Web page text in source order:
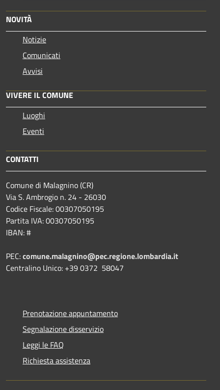
NOVITÀ
Notizie
Comunicati
Avvisi
VIVERE IL COMUNE
Luoghi
Eventi
CONTATTI
Comune di Malagnino (CR)
Via S. Ambrogio n. 24 - 26030
Codice Fiscale: 00307050195
Partita IVA: 00307050195
IBAN: #
PEC:comune.malagnino@pec.regione.lombardia.it
Centralino Unico: +39 0372 58047
Prenotazione appuntamento
Segnalazione disservizio
Leggi le FAQ
Richiesta assistenza